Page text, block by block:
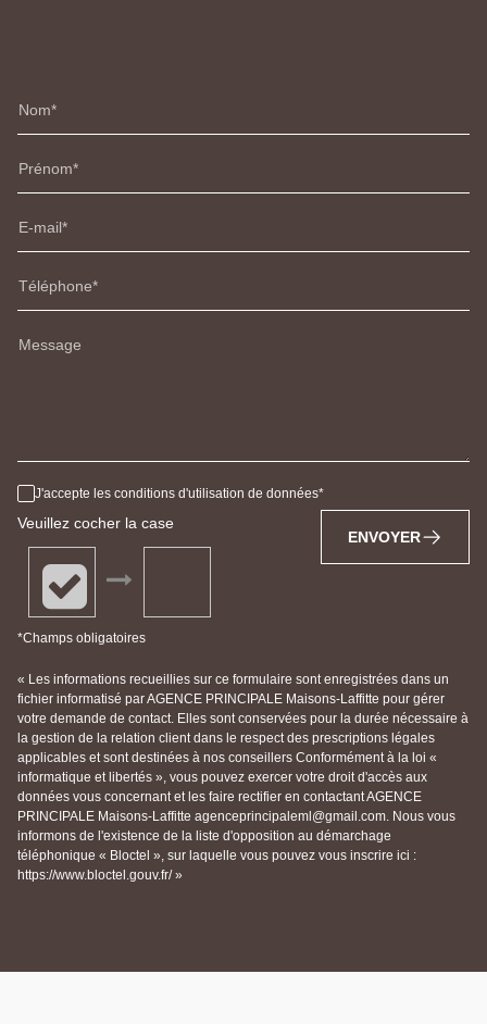
Nom
Prénom
E-mail
Téléphone
Message
J'accepte les conditions d'utilisation de données
Veuillez cocher la case
*Champs obligatoires
ENVOYER
« Les informations recueillies sur ce formulaire sont enregistrées dans un
fichier informatisé par AGENCE PRINCIPALE Maisons-Laffitte pour gérer
votre demande de contact. Elles sont conservées pour la durée nécessaire à
la gestion de la relation client dans le respect des prescriptions légales
applicables et sont destinées à nos conseillers Conformément à la loi «
informatique et libertés », vous pouvez exercer votre droit d'accès aux
données vous concernant et les faire rectifier en contactant AGENCE
PRINCIPALE Maisons-Laffitte agenceprincipaleml@gmail.com. Nous vous
informons de l'existence de la liste d'opposition au démarchage
téléphonique « Bloctel », sur laquelle vous pouvez vous inscrire ici :
https://www.bloctel.gouv.fr/ »